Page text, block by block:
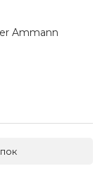
Ammann